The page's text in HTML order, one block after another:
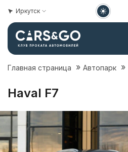
Иркутск
Главная страница » Автопарк »
Haval F7